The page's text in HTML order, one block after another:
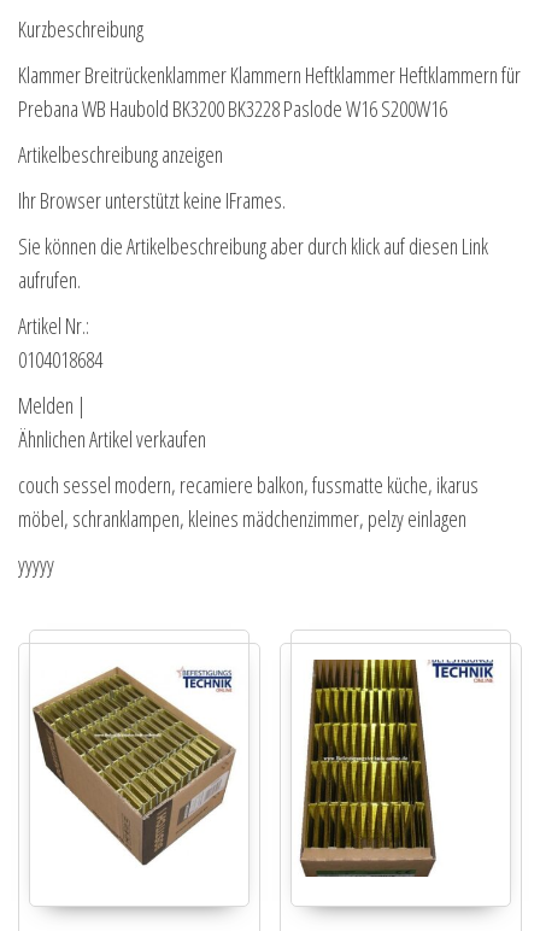
Kurzbeschreibung
Klammer Breitrückenklammer Klammern Heftklammer Heftklammern für
Prebana WB Haubold BK3200 BK3228 Paslode W16 S200W16
Artikelbeschreibung anzeigen
Ihr Browser unterstützt keine IFrames.
Sie können die Artikelbeschreibung aber durch klick auf diesen Link
aufrufen.
Artikel Nr.:
0104018684
Melden |
Ähnlichen Artikel verkaufen
couch sessel modern, recamiere balkon, fussmatte küche, ikarus
möbel, schranklampen, kleines mädchenzimmer, pelzy einlagen
yyyyy